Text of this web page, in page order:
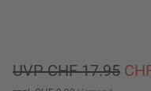
UVP CHF 17.95